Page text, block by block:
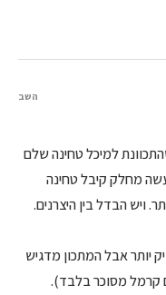
למיכל טחינה שלם
500 ולכן מי שעשה מחלק קיבל טחינה
ויש הבדל בין היצרנים.
יותר אבל המתכון מדגיש
קרמל מסוכר בלבד).
השב